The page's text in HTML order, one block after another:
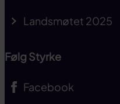
Landsmøtet 2025
Følg Styrke
Facebook